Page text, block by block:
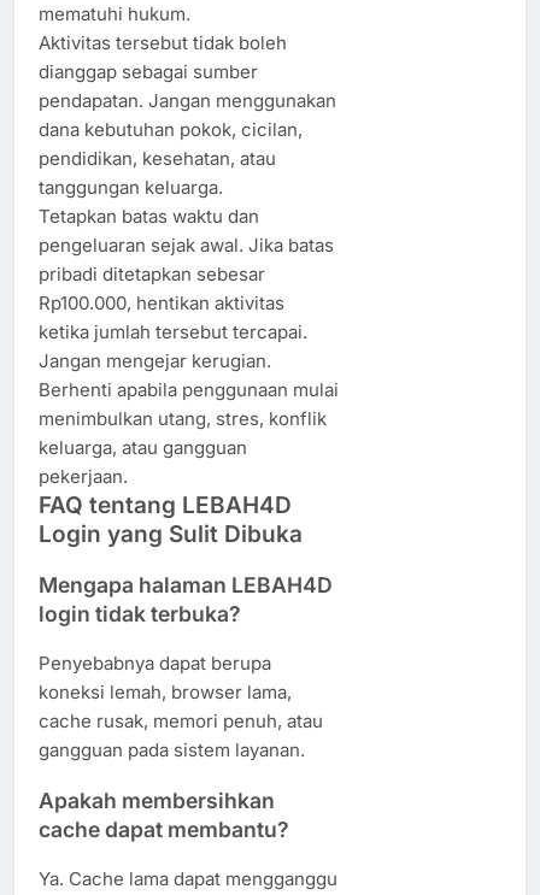
mematuhi hukum.
Aktivitas tersebut tidak boleh
dianggap sebagai sumber
pendapatan. Jangan menggunakan
dana kebutuhan pokok, cicilan,
pendidikan, kesehatan, atau
tanggungan keluarga.
Tetapkan batas waktu dan
pengeluaran sejak awal. Jika batas
pribadi ditetapkan sebesar
Rp100.000, hentikan aktivitas
ketika jumlah tersebut tercapai.
Jangan mengejar kerugian.
Berhenti apabila penggunaan mulai
menimbulkan utang, stres, konflik
keluarga, atau gangguan
pekerjaan.
FAQ tentang LEBAH4D
Login yang Sulit Dibuka
Mengapa halaman LEBAH4D
login tidak terbuka?
Penyebabnya dapat berupa
koneksi lemah, browser lama,
cache rusak, memori penuh, atau
gangguan pada sistem layanan.
Apakah membersihkan
cache dapat membantu?
Ya. Cache lama dapat mengganggu